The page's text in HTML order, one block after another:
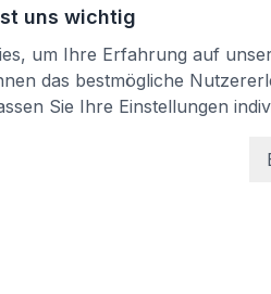
uns wichtig
um Ihre Erfahrung auf
das bestmögliche
Sie Ihre Einstellungen